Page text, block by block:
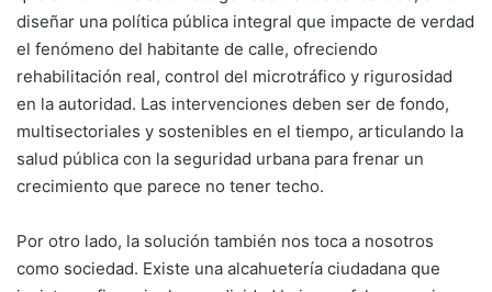
diseñar una política pública integral que impacte de verdad
el fenómeno del habitante de calle, ofreciendo
rehabilitación real, control del microtráfico y rigurosidad
en la autoridad. Las intervenciones deben ser de fondo,
multisectoriales y sostenibles en el tiempo, articulando la
salud pública con la seguridad urbana para frenar un
crecimiento que parece no tener techo.
Por otro lado, la solución también nos toca a nosotros
como sociedad. Existe una alcahuetería ciudadana que